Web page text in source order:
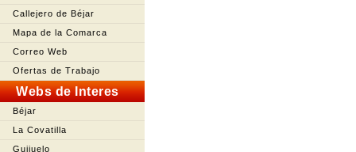
Callejero de Béjar
Mapa de la Comarca
Correo Web
Ofertas de Trabajo
Webs de Interes
Béjar
La Covatilla
Guijuelo